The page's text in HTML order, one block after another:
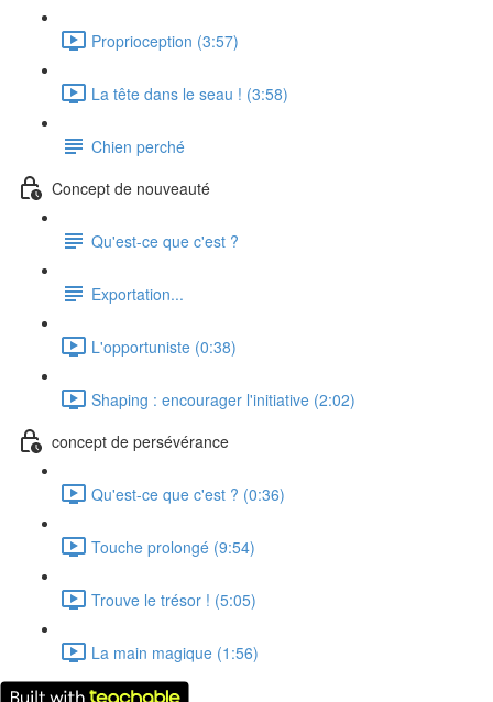
Proprioception (3:57)
La tête dans le seau ! (3:58)
Chien perché
Concept de nouveauté
Qu'est-ce que c'est ?
Exportation...
L'opportuniste (0:38)
Shaping : encourager l'initiative (2:02)
concept de persévérance
Qu'est-ce que c'est ? (0:36)
Touche prolongé (9:54)
Trouve le trésor ! (5:05)
La main magique (1:56)